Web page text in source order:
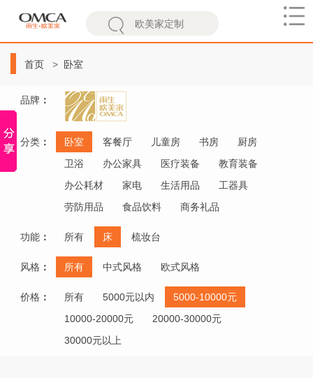
欧
首页 卧室
品牌 ：
分类 ： 卧室 客餐厅 儿童房 书房
厨房
卫浴
办公家具 医疗装备
教育装备
办公耗材
家电 生活用品
工器具
劳防用品
食品饮料 商务礼品
功能 ： 所有 床 梳妆台
风格 ： 所有 中式风格 欧式风格
价格 ： 所有 5000元以内
5000-10000元
10000-20000元
20000-30000元
30000元以上